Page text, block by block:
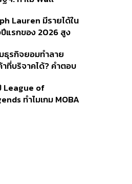
Lauren มีรายได้ใน
แรกของ 2026 สูง
ธุรกิจยอมทำลาย
ที่บริจาคได้? คำตอบ
ะบบภาษี
League of
ทำไมเกม MOBA